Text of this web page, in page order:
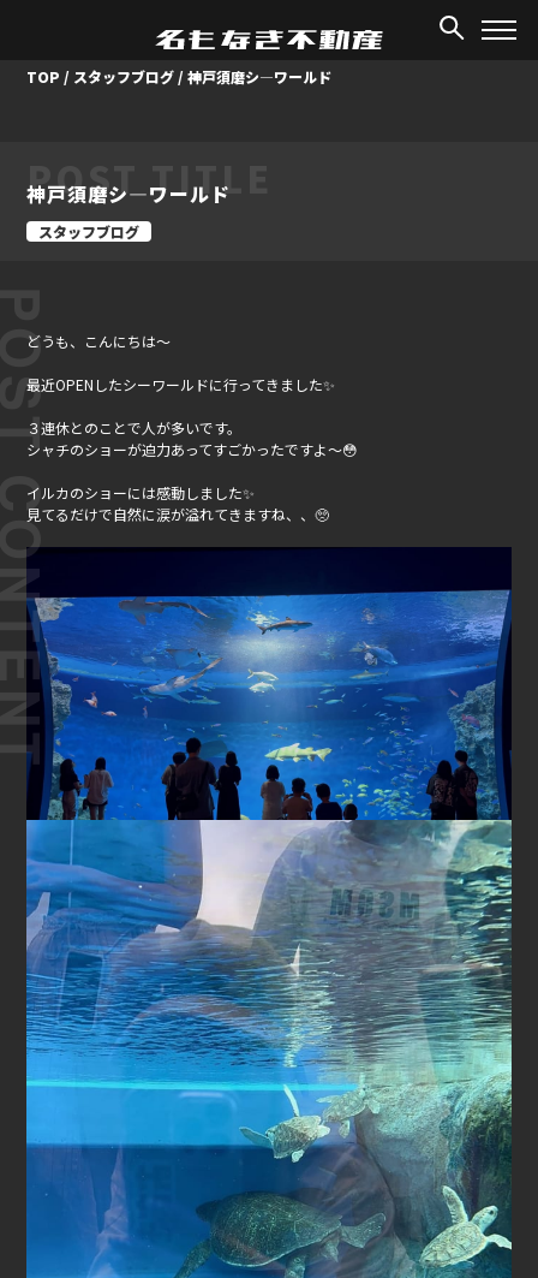
TOP / スタッフブログ /神戸須磨シ―ワールド
POST TITLE
神戸須磨シ―ワールド
スタッフブログ
どうも、こんにちは～
最近OPENしたシーワールドに行ってきました✨
３連休とのことで人が多いです。
シャチのショーが迫力あってすごかったですよ～😳
イルカのショーには感動しました✨
見てるだけで自然に涙が溢れてきますね、、🥺